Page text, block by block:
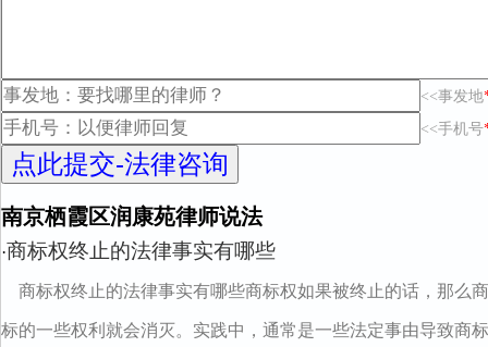
<<事发地
<<手机号
南京栖霞区润康苑律师说法
·商标权终止的法律事实有哪些
商标权终止的法律事实有哪些商标权如果被终止的话，那么
标的一些权利就会消灭。实践中，通常是一些法定事由导致商